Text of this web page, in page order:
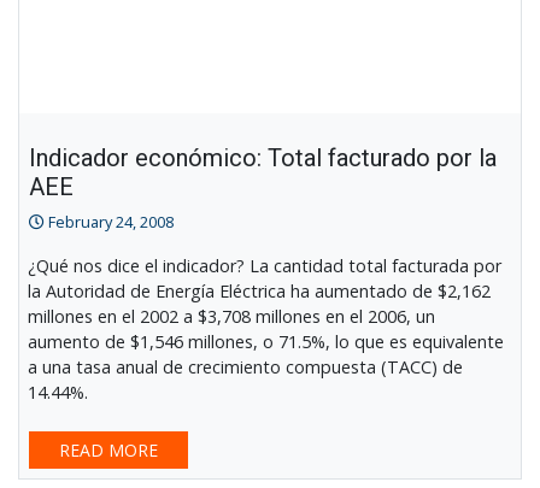
Indicador económico: Total facturado por la
AEE
February 24, 2008
¿Qué nos dice el indicador? La cantidad total facturada por
la Autoridad de Energía Eléctrica ha aumentado de $2,162
millones en el 2002 a $3,708 millones en el 2006, un
aumento de $1,546 millones, o 71.5%, lo que es equivalente
a una tasa anual de crecimiento compuesta (TACC) de
14.44%.
READ MORE